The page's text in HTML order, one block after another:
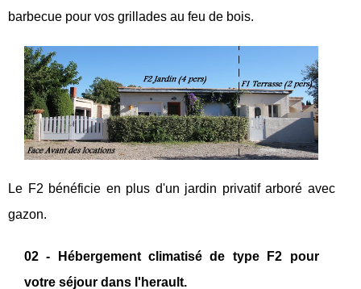
barbecue pour vos grillades au feu de bois.
Le F2 bénéficie en plus d'un jardin privatif arboré avec
gazon.
02 - Hébergement climatisé de type F2 pour
votre séjour dans l'herault.